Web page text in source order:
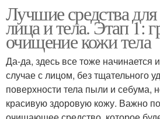
Лучшие средства
лица и тела. Этап 1:
очищение кожи тела
Да-да, здесь все тоже начинается
случае с лицом, без тщательного
поверхности тела пыли и себума,
красивую здоровую кожу. Важно